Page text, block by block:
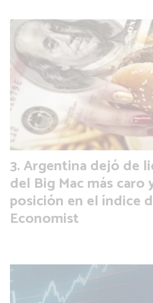
Argentina dejó de
del Big Mac más caro
posición en el índice
Economist